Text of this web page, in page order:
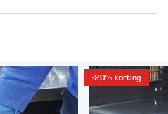
-20% korting